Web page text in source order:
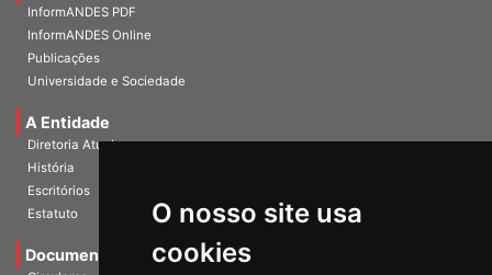
O nosso site usa
cookies
InformANDES PDF
InformANDES Online
Publicações
Universidade e Sociedade
A Entidade
Diretoria Atual
História
Escritórios
Estatuto
Documentos